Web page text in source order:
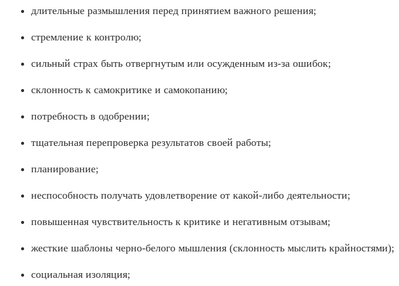
длительные размышления перед принятием важного решения;
стремление к контролю;
сильный страх быть отвергнутым или осужденным из-за ошибок;
склонность к самокритике и самокопанию;
потребность в одобрении;
тщательная перепроверка результатов своей работы;
планирование;
неспособность получать удовлетворение от какой-либо деятельности;
повышенная чувствительность к критике и негативным отзывам;
жесткие шаблоны черно-белого мышления (склонность мыслить крайностями);
социальная изоляция;